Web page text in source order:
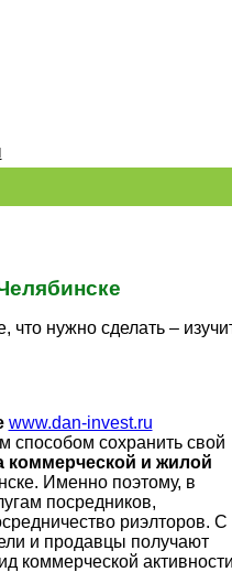
нужно сделать –
www.dan-invest.ru
способом сохранить свой
коммерческой и жилой
Именно поэтому, в
посредников,
риэлторов. С
и продавцы получают
коммерческой